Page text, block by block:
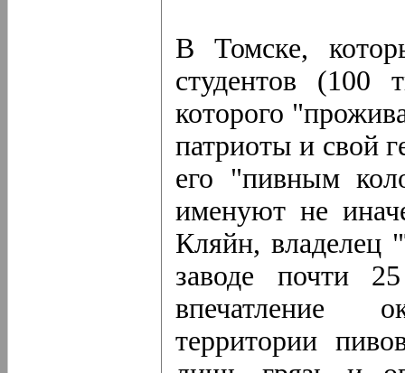
В Томске,
студентов (100
которого
патриоты и свой
его "пивным
именуют не
Кляйн, владелец
заводе почти
впечатление
территории